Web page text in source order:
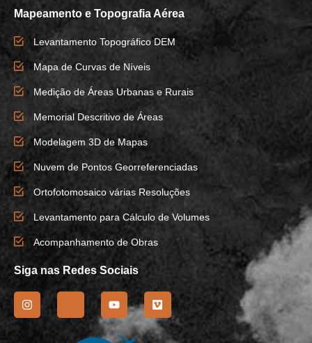
Mapeamento e Topografia Aérea
Levantamento Topográfico DEM
Mapa de Curvas de Níveis
Medição de Áreas Urbanas e Rurais
Memorial Descritivo de Áreas
Modelagem 3D de Mapas
Nuvem de Pontos Georreferenciadas
Ortofotomosaico várias Resoluções
Levantamento para Cálculo de Volumes
Acompanhamento de Obras
Siga nas Redes Sociais